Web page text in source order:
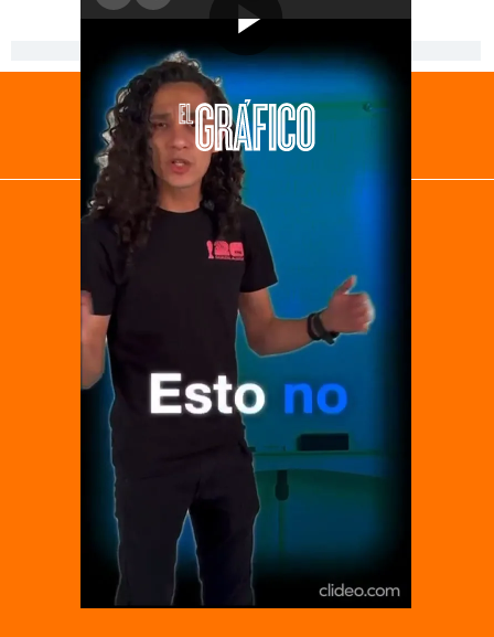
[Publicidad]
El Universal
Vive USA
Clase
De 10 sports
DeDinero
Confabulario
Aviso Oportuno
Consultas